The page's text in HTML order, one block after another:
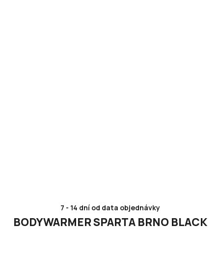
7 - 14 dní od data objednávky
BODYWARMER SPARTA BRNO BLACK